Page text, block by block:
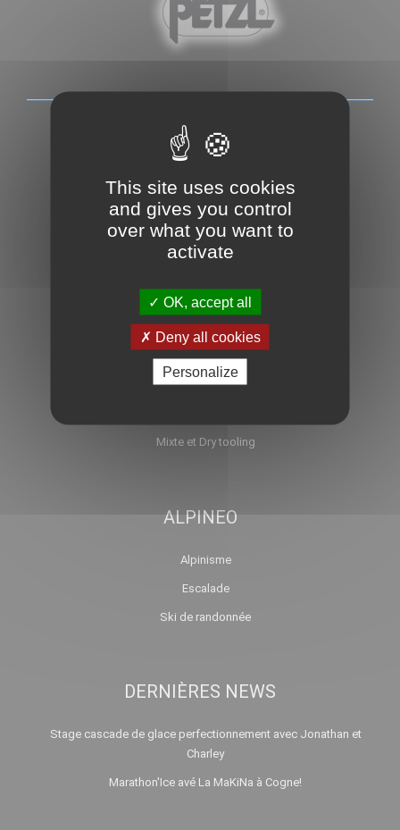
ICE-FALL
Cascade de glace
Ski de randonnée
Et l'été alors ?
Blog
L'équipe Ice-fall
Partenaires
Liens
Mixte et Dry tooling
ALPINEO
Alpinisme
Escalade
Ski de randonnée
DERNIÈRES NEWS
Stage cascade de glace perfectionnement avec Jonathan et
Charley
Marathon'Ice avé La MaKiNa à Cogne!
This site uses cookies
and gives you control
over what you want to
activate
OK, accept all
Deny all cookies
Personalize